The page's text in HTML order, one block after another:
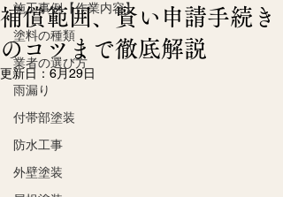
施工事例【作業内容】
塗料の種類
業者の選び方
雨漏り
付帯部塗装
防水工事
外壁塗装
補償範囲、賢い申請手続き
のコツまで徹底解説
更新日： 6月29日